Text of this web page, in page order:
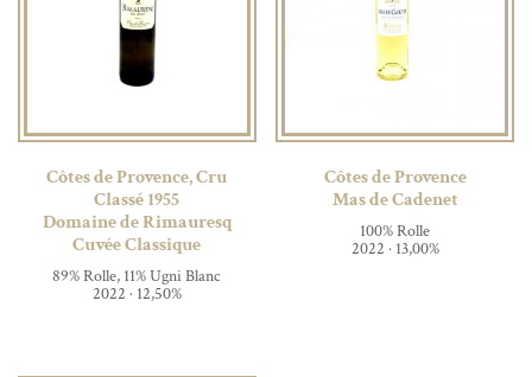
Côtes de Provence, Cru
Classé 1955
Domaine de Rimauresq
Cuvée Classique
89% Rolle, 11% Ugni Blanc
2022 · 12,50%
Côtes de Provence
Mas de Cadenet
100% Rolle
2022 · 13,00%